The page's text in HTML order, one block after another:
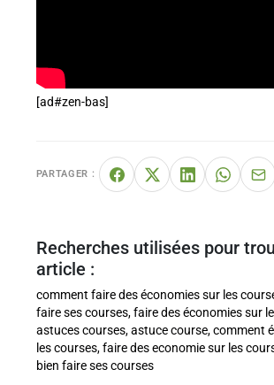
[ad#zen-bas]
PARTAGER :
Recherches utilisées pour
article :
comment faire des économies sur les
faire ses courses, faire des économies sur
astuces courses, astuce course, comment
les courses, faire des economie sur les
bien faire ses courses